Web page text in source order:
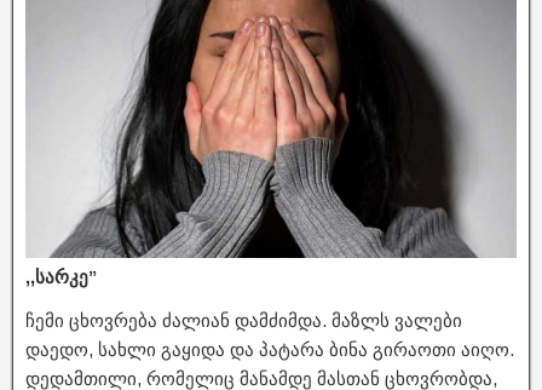
,,სარკე”
ჩემი ცხოვრება ძალიან დამძიმდა. მაზლს ვალები
დაედო, სახლი გაყიდა და პატარა ბინა გირაოთი აიღო.
დედამთილი, რომელიც მანამდე მასთან ცხოვრობდა,